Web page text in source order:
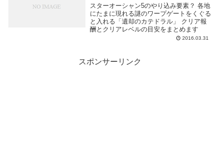
スターオーシャン5のやり込み要素？ 各地
にたまに現れる謎のワープゲートをくぐる
と入れる「遺却のカテドラル」 クリア報
酬とクリアレベルの目安をまとめます
2016.03.31
スポンサーリンク